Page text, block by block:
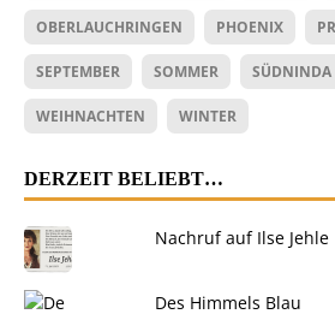
OBERLAUCHRINGEN PHOENIX
SEPTEMBER SOMMER SÜDNINDA
WEIHNACHTEN WINTER
DERZEIT BELIEBT…
Nachruf auf Ilse Jehle
Des Himmels Blau